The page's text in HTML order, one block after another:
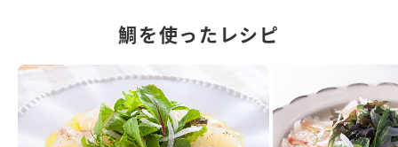
鯛を使ったレシピ